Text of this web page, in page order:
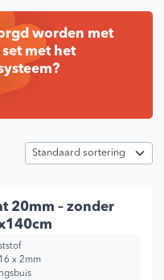
worden met
met het
20mm – zonder
x 2mm